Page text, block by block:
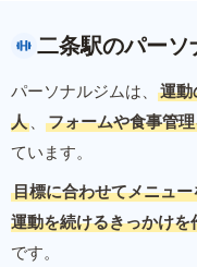
二条駅のパー
パーソナルジムは、
運動
人 、 フォームや食事管
ています。
目標に合わせてメニュ
運動を続けるきっかけを
です。